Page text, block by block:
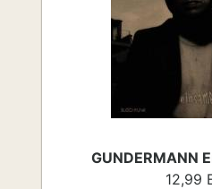
GUNDERMANN
12,99